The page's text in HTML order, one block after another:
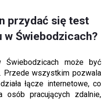
przydać się test
Świebodzicach?
może być
Przede wszystkim pozwala
łącze internetowe, co
pracujących zdalnie,